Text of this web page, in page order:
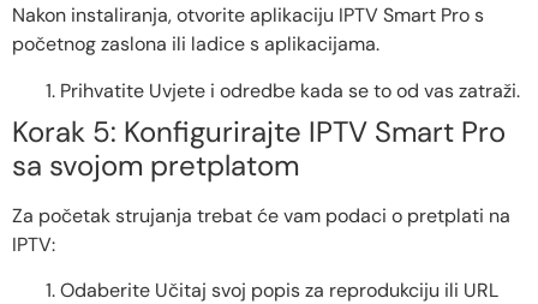
Nakon instaliranja, otvorite aplikaciju IPTV Smart Pro s
početnog zaslona ili ladice s aplikacijama.
Prihvatite Uvjete i odredbe kada se to od vas zatraži.
Korak 5: Konfigurirajte IPTV Smart Pro
sa svojom pretplatom
Za početak strujanja trebat će vam podaci o pretplati na
IPTV:
Odaberite Učitaj svoj popis za reprodukciju ili URL